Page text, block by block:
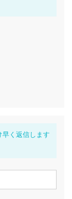
く返信します